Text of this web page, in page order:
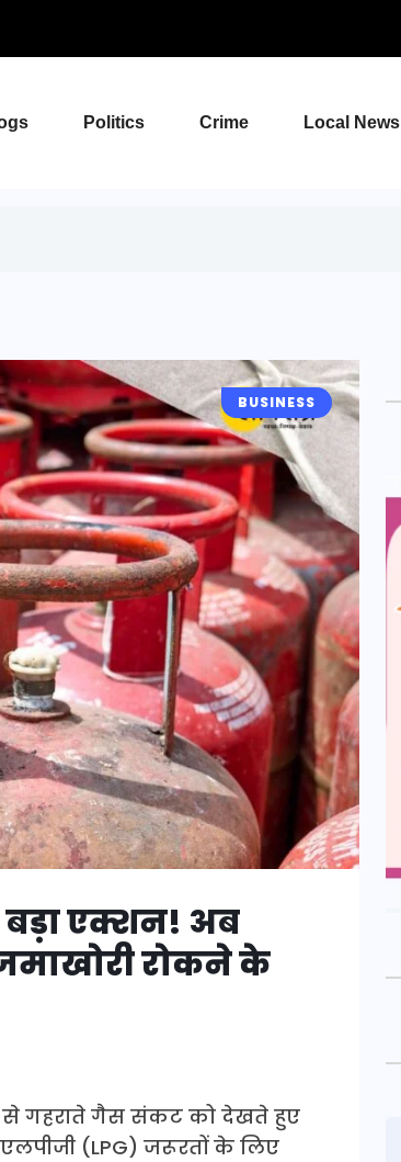
Politics Crime Local News
BUSINESS
बड़ा एक्शन! अब
रोकने के
से गहराते गैस संकट को देखते हुए
(LPG) जरूरतों के लिए